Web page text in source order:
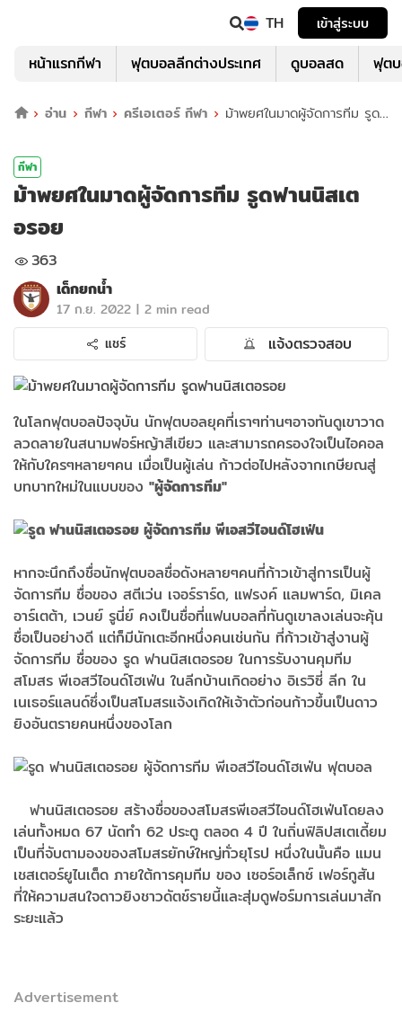
TH เข้าสู่ระบบ
หน้าแรกกีฬา ฟุตบอลลีกต่างประเทศ ดูบอลสด ฟุต
อ่าน กีฬา ครีเอเตอร์ กีฬา
ม้าพยศในมาดผู้จัดการทีม รูด
กีฬา
ม้าพยศในมาดผู้จัดการทีม รูดฟานนิสเต
อรอย
363
เด็กยกน้ำ
17 ก.ย. 2022 | 2 min read
แชร์
แจ้งตรวจสอบ
ในโลกฟุตบอลปัจจุบัน นักฟุตบอลยุคที่เราๆท่านๆอาจทันดูเขาวาด
ลวดลายในสนามฟอร์หญ้าสีเขียว และสามารถครองใจเป็นไอคอล
ให้กับใครๆหลายๆคน เมื่อเป็นผู้เล่น ก้าวต่อไปหลังจากเกษียณสู่
บทบาทใหม่ในแบบของ "ผู้จัดการทีม"
หากจะนึกถึงชื่อนักฟุตบอลชื่อดังหลายๆคนที่ก้าวเข้าสู่การเป็นผู้
จัดการทีม ชื่อของ สตีเว่น เจอร์ราร์ด, แฟรงค์ แลมพาร์ด, มิเคล
อาร์เตต้า, เวนย์ รูนี่ย์ คงเป็นชื่อที่แฟนบอลที่ทันดูเขาลงเล่นจะคุ้น
ชื่อเป็นอย่างดี แต่ก็มีนักเตะอีกหนึ่งคนเช่นกัน ที่ก้าวเข้าสู่งานผู้
จัดการทีม ชื่อของ รูด ฟานนิสเตอรอย ในการรับงานคุมทีม
สโมสร พีเอสวีไอนด์โฮเฟ่น ในลีกบ้านเกิดอย่าง อิเรวิซี่ ลีก ใน
เนเธอร์แลนด์ซึ่งเป็นสโมสรแจ้งเกิดให้เจ้าตัวก่อนก้าวขึ้นเป็นดาว
ยิงอันตรายคนหนึ่งของโลก
ฟานนิสเตอรอย สร้างชื่อของสโมสรพีเอสวีไอนด์โฮเฟ่นโดยลง
เล่นทั้งหมด 67 นัดทำ 62 ประตู ตลอด 4 ปี ในถิ่นฟิลิปสเตเดี้ยม
เป็นที่จับตามองของสโมสรยักษ์ใหญ่ทั่วยุโรป หนึ่งในนั้นคือ แมน
เชสเตอร์ยูไนเต็ด ภายใต้การคุมทีม ของ เซอร์อเล็กซ์ เฟอร์กูสัน
ที่ให้ความสนใจดาวยิงชาวดัตช์รายนี้และสุ่มดูฟอร์มการเล่นมาสัก
ระยะแล้ว
Advertisement